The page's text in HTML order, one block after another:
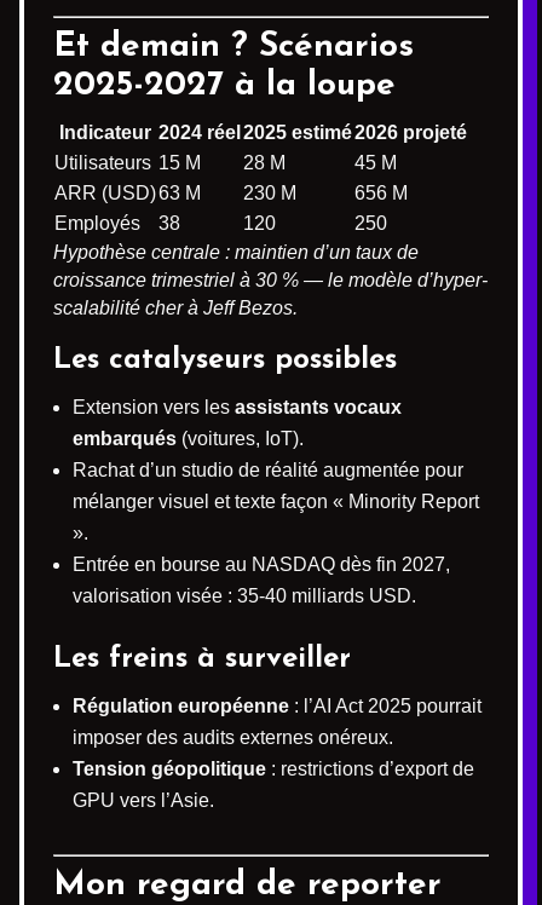
Et demain ? Scénarios
2025-2027 à la loupe
Indicateur 2024 réel 2025 estimé2026 projeté
Utilisateurs 15 M 28 M
45 M
ARR (USD)63 M 230 M
656 M
Employés
38 120
250
Hypothèse centrale : maintien d’un taux de
croissance trimestriel à 30 % — le modèle d’hyper-
scalabilité cher à Jeff Bezos.
Les catalyseurs possibles
Extension vers les assistants vocaux
embarqués (voitures, IoT).
Rachat d’un studio de réalité augmentée pour
mélanger visuel et texte façon « Minority Report
».
Entrée en bourse au NASDAQ dès fin 2027,
valorisation visée : 35-40 milliards USD.
Les freins à surveiller
Régulation européenne : l’AI Act 2025 pourrait
imposer des audits externes onéreux.
Tension géopolitique : restrictions d’export de
GPU vers l’Asie.
Mon regard de reporter